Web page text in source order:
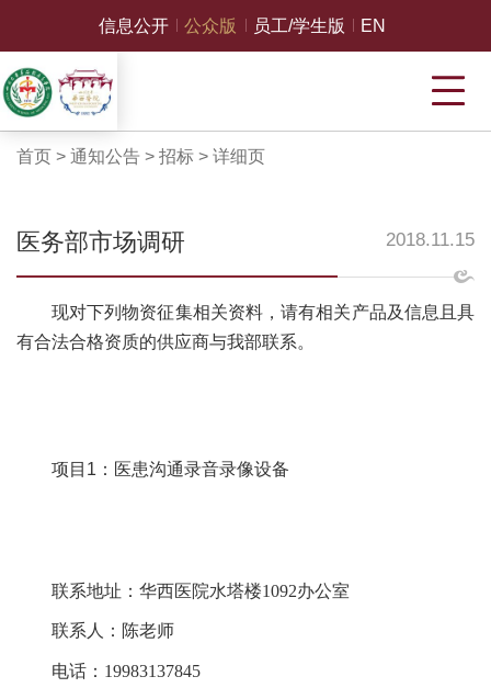
信息公开 公众版 员工/学生版 EN
首页 > 通知公告> 招标> 详细页
医务部市场调研 2018.11.15
现对下列物资征集相关资料，请有相关产品及信息且具
有合法合格资质的供应商与我部联系。
项目 1 ：医患沟通录音录像设备
联系地址：华西医院水塔楼1092办公室
联系人：陈老师
电话：19983137845